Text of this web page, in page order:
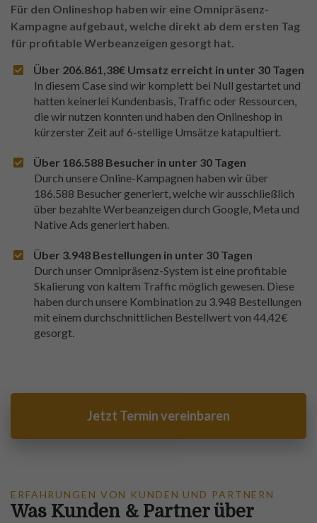
Für den Onlineshop haben wir eine Omnipräsenz-
Kampagne aufgebaut, welche direkt ab dem ersten Tag
für profitable Werbeanzeigen gesorgt hat.
Über 206.861,38€ Umsatz erreicht in unter 30 Tagen
In diesem Case sind wir komplett bei Null gestartet und
hatten keinerlei Kundenbasis, Traffic oder Ressourcen,
die wir nutzen konnten und haben den Onlineshop in
kürzerster Zeit auf 6-stellige Umsätze katapultiert.
Über 186.588 Besucher in unter 30 Tagen
Durch unsere Online-Kampagnen haben wir über
186.588 Besucher generiert, welche wir ausschließlich
über bezahlte Werbeanzeigen durch Google, Meta und
Native Ads generiert haben.
Über 3.948 Bestellungen in unter 30 Tagen
Durch unser Omnipräsenz-System ist eine profitable
Skalierung von kaltem Traffic möglich gewesen. Diese
haben durch unsere Kombination zu 3.948 Bestellungen
mit einem durchschnittlichen Bestellwert von 44,42€
gesorgt.
Jetzt Termin vereinbaren
ERFAHRUNGEN VON KUNDEN UND PARTNERN
Was Kunden & Partner über